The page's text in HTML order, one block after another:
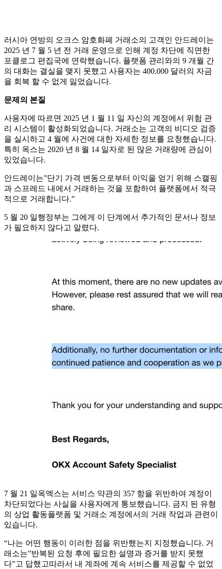
러시아 연방의 오크스 암호화폐 거래소의 고객인 안드레이는
2025 년 7 월 5 년 전 거래 운영으로 인해 계정 차단에 직면한
포클로그 편집국에 연락했습니다. 플랫폼 관리와의 9 개월 간
의 대화는 결실을 맺지 못했고 사용자는 400.000 달러의 자금
을 회복 할 수 없게 잃었습니다.
문제의 본질
사용자에 따르면 2025 년 1 월 11 일 자신의 계정에서 위험 관
리 시스템이 활성화되었습니다. 거래소는 고객의 비디오 검증
을 실시하고 4 월에 사건에 대한 자세한 정보를 요청했습니다.
특히 옥스는 2020 년 8 월 14 일자로 된 많은 거래량에 관심이
있었습니다.
안드레이는”단기 가격 변동으로부터 이익을 얻기 위해 스캘핑
과 스프레드 내에서 거래하는 것을 포함하여 플랫폼에서 적극
적으로 거래합니다.”
5 월 20 일행정부는 그에게 이 단계에서 추가적인 문서나 정보
가 필요하지 않다고 알렸다.
7 월 21 일옥엑스는 서비스 약관의 357 항을 위반하여 계정이
차단되었다는 사실을 사용자에게 통보했습니다. 금지 된 유형
의 상업 활동플랫폼 및 거래소 계정에서의 거래 작업과 관련이
있습니다.
“나는 어떤 행동이 이러한 점을 위반했는지 지정했습니다. 거
래소는”반복된 요청 후에 필요한 설명과 증거를 받지 못했
다”고 답했고따라서 내 계좌에 계속 서비스를 제공할 수 없었